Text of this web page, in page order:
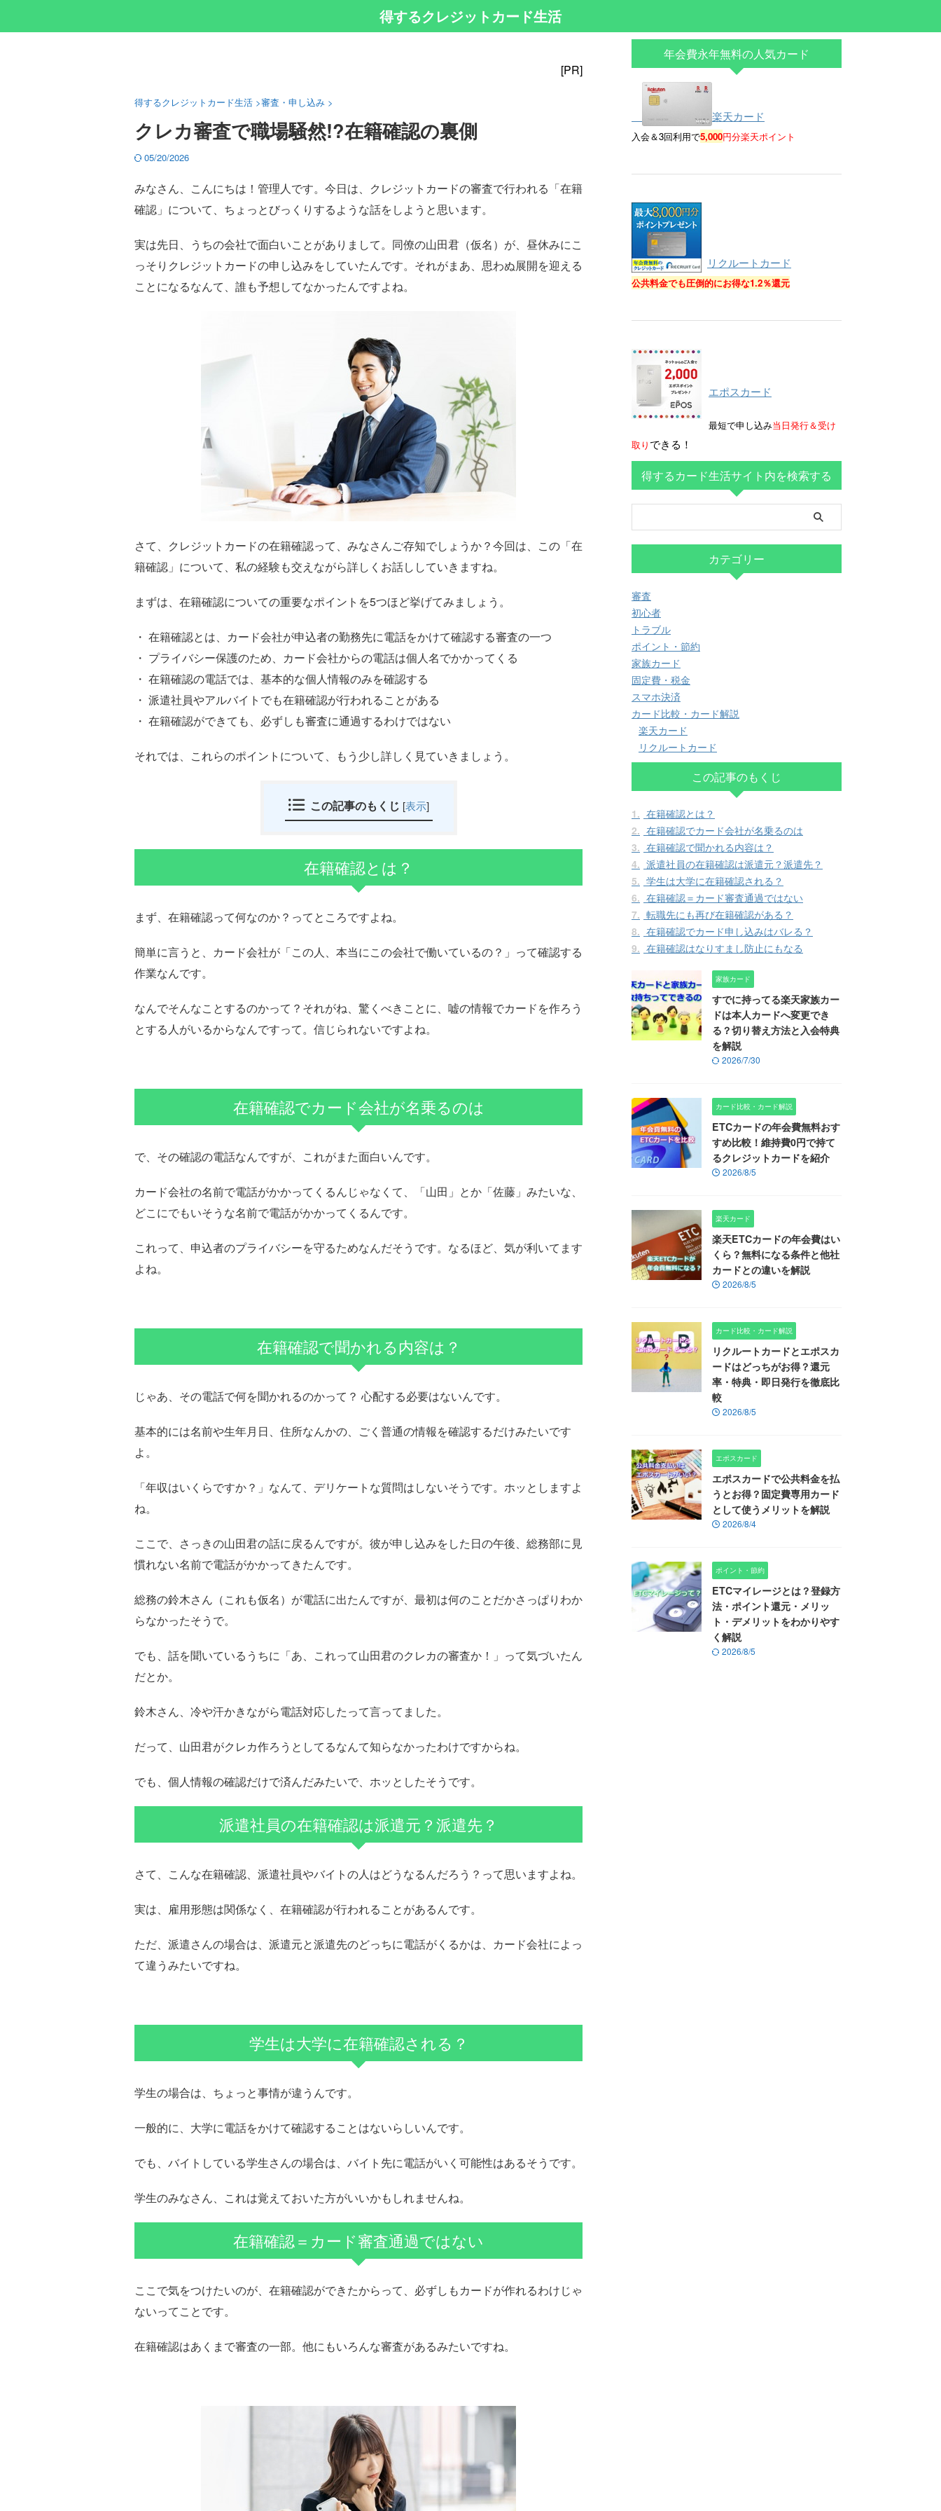
得するクレジットカード生活
[PR]
得するクレジットカード生活 >審査・申し込み >
クレカ審査で職場騒然!?在籍確認の裏側
05/20/2026
みなさん、こんにちは！管理人です。今日は、クレジットカードの審査で行われる「在籍
確認」について、ちょっとびっくりするような話をしようと思います。
実は先日、うちの会社で面白いことがありまして。同僚の山田君（仮名）が、昼休みにこ
っそりクレジットカードの申し込みをしていたんです。それがまあ、思わぬ展開を迎える
ことになるなんて、誰も予想してなかったんですよね。
さて、クレジットカードの在籍確認って、みなさんご存知でしょうか？今回は、この「在
籍確認」について、私の経験も交えながら詳しくお話ししていきますね。
まずは、在籍確認についての重要なポイントを5つほど挙げてみましょう。
・ 在籍確認とは、カード会社が申込者の勤務先に電話をかけて確認する審査の一つ
・ プライバシー保護のため、カード会社からの電話は個人名でかかってくる
・ 在籍確認の電話では、基本的な個人情報のみを確認する
・ 派遣社員やアルバイトでも在籍確認が行われることがある
・ 在籍確認ができても、必ずしも審査に通過するわけではない
それでは、これらのポイントについて、もう少し詳しく見ていきましょう。
この記事のもくじ [表示]
在籍確認とは？
まず、在籍確認って何なのか？ってところですよね。
簡単に言うと、カード会社が「この人、本当にこの会社で働いているの？」って確認する
作業なんです。
なんでそんなことするのかって？それがね、驚くべきことに、嘘の情報でカードを作ろう
とする人がいるからなんですって。信じられないですよね。
在籍確認でカード会社が名乗るのは
で、その確認の電話なんですが、これがまた面白いんです。
カード会社の名前で電話がかかってくるんじゃなくて、「山田」とか「佐藤」みたいな、
どこにでもいそうな名前で電話がかかってくるんです。
これって、申込者のプライバシーを守るためなんだそうです。なるほど、気が利いてます
よね。
在籍確認で聞かれる内容は？
じゃあ、その電話で何を聞かれるのかって？ 心配する必要はないんです。
基本的には名前や生年月日、住所なんかの、ごく普通の情報を確認するだけみたいです
よ。
「年収はいくらですか？」なんて、デリケートな質問はしないそうです。ホッとしますよ
ね。
ここで、さっきの山田君の話に戻るんですが。彼が申し込みをした日の午後、総務部に見
慣れない名前で電話がかかってきたんです。
総務の鈴木さん（これも仮名）が電話に出たんですが、最初は何のことだかさっぱりわか
らなかったそうで。
でも、話を聞いているうちに「あ、これって山田君のクレカの審査か！」って気づいたん
だとか。
鈴木さん、冷や汗かきながら電話対応したって言ってました。
だって、山田君がクレカ作ろうとしてるなんて知らなかったわけですからね。
でも、個人情報の確認だけで済んだみたいで、ホッとしたそうです。
派遣社員の在籍確認は派遣元？派遣先？
さて、こんな在籍確認、派遣社員やバイトの人はどうなるんだろう？って思いますよね。
実は、雇用形態は関係なく、在籍確認が行われることがあるんです。
ただ、派遣さんの場合は、派遣元と派遣先のどっちに電話がくるかは、カード会社によっ
て違うみたいですね。
学生は大学に在籍確認される？
学生の場合は、ちょっと事情が違うんです。
一般的に、大学に電話をかけて確認することはないらしいんです。
でも、バイトしている学生さんの場合は、バイト先に電話がいく可能性はあるそうです。
学生のみなさん、これは覚えておいた方がいいかもしれませんね。
在籍確認＝カード審査通過ではない
ここで気をつけたいのが、在籍確認ができたからって、必ずしもカードが作れるわけじゃ
ないってことです。
在籍確認はあくまで審査の一部。他にもいろんな審査があるみたいですね。
年会費永年無料の人気カード
楽天カード
入会＆3回利用で5,000円分楽天ポイント
リクルートカード
公共料金でも圧倒的にお得な1.2％還元
エポスカード
最短で申し込み当日発行＆受け
取り できる！
得するカード生活サイト内を検索する
カテゴリー
審査
初心者
トラブル
ポイント・節約
家族カード
固定費・税金
スマホ決済
カード比較・カード解説
楽天カード
リクルートカード
この記事のもくじ
1. 在籍確認とは？
2. 在籍確認でカード会社が名乗るのは
3. 在籍確認で聞かれる内容は？
4. 派遣社員の在籍確認は派遣元？派遣先？
5. 学生は大学に在籍確認される？
6. 在籍確認＝カード審査通過ではない
7. 転職先にも再び在籍確認がある？
8. 在籍確認でカード申し込みはバレる？
9. 在籍確認はなりすまし防止にもなる
家族カード
すでに持ってる楽天家族カー
ドは本人カードへ変更でき
る？切り替え方法と入会特典
を解説
2026/7/30
カード比較・カード解説
ETCカードの年会費無料おす
すめ比較！維持費0円で持て
るクレジットカードを紹介
2026/8/5
楽天カード
楽天ETCカードの年会費はい
くら？無料になる条件と他社
カードとの違いを解説
2026/8/5
カード比較・カード解説
リクルートカードとエポスカ
ードはどっちがお得？還元
率・特典・即日発行を徹底比
較
2026/8/5
エポスカード
エポスカードで公共料金を払
うとお得？固定費専用カード
として使うメリットを解説
2026/8/4
ポイント・節約
ETCマイレージとは？登録方
法・ポイント還元・メリッ
ト・デメリットをわかりやす
く解説
2026/8/5